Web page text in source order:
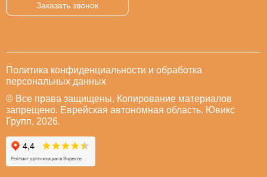
Заказать звонок
Политика конфиденциальности и обработка
персональных данных
© Все права защищены. Копирование материалов
запрещено. Еврейская автономная область. Ювикс
Групп, 2026.